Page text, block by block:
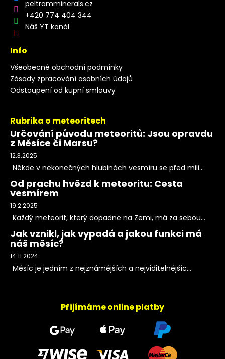
peltramminerals.cz
+420 774 404 344
Náš YT kanál
Info
Všeobecné obchodní podmínky
Zásady zpracování osobních údajů
Odstoupení od kupní smlouvy
Rubrika o meteoritech
Určování původu meteoritů: Jsou opravdu
z Měsíce či Marsu?
12.3.2025
Někde v nekonečných hlubinách vesmíru se před mili...
Od prachu hvězd k meteoritu: Cesta
vesmírem
19.2.2025
Každý meteorit, který dopadne na Zemi, má za sebou...
Jak vznikl, jak vypadá a jakou funkci má
náš měsíc?
14.11.2024
Měsíc je jedním z nejznámějších a nejviditelnějšíc...
Přijímáme online platby